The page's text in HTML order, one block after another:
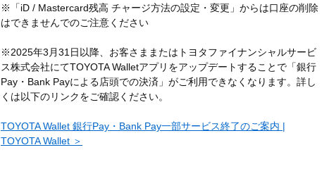
※「iD / Mastercard残高 チャージ方法の設定・変更」からは口座の削除
はできませんでのご注意ください
※2025年3月31日以降、お客さままたはトヨタファイナンシャルサービ
ス株式会社にてTOYOTA Walletアプリをアップデートすることで「銀行
Pay・Bank Payによる店頭での決済」がご利用できなくなります。詳し
くは以下のリンクをご確認ください。
TOYOTA Wallet 銀行Pay・Bank Pay一部サービス終了のご案内 |
TOYOTA Wallet ＞